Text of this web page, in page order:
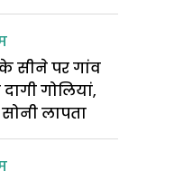
सीने पर गांव
गोलियां,
सोनी लापता